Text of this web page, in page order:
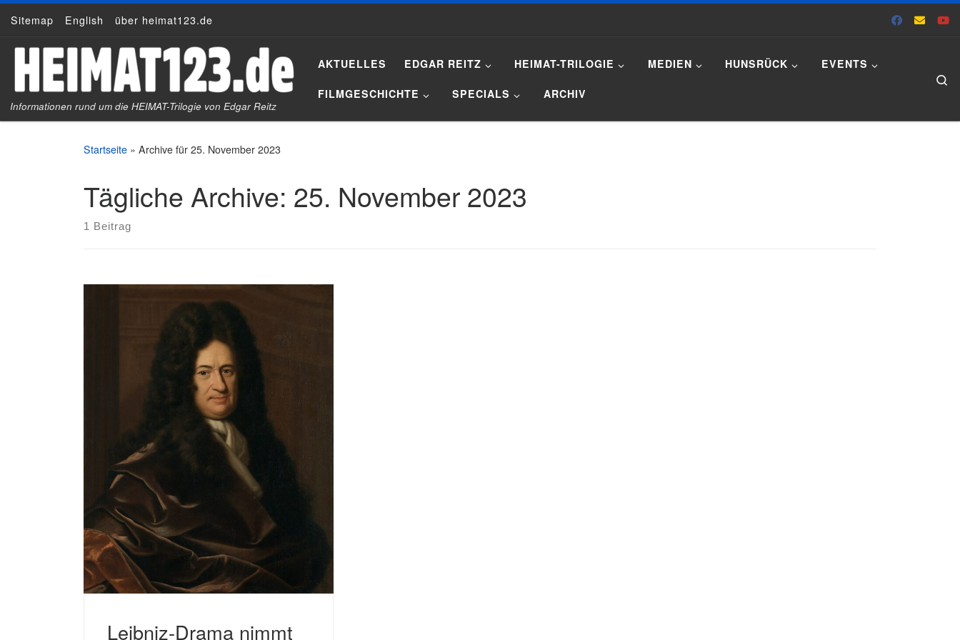
Zum Inhalt springen
Sitemap English über heimat123.de
Informationen rund um die HEIMAT-Trilogie von Edgar Reitz
AKTUELLES EDGAR REITZ HEIMAT-TRILOGIE MEDIEN HUNSRÜCK EVENTS
FILMGESCHICHTE SPECIALS ARCHIV
Startseite » Archive für 25. November 2023
Tägliche Archive: 25. November 2023
1 Beitrag
Leibniz-Drama nimmt